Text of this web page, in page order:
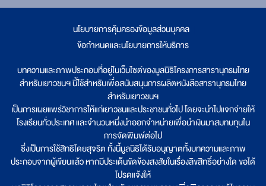
นโยบายการคุ้มครองข้อมูลส่วนบุคคล
ข้อกำหนดและนโยบายการให้บริการ
บทความและภาพประกอบที่อยู่ในเว็บไซต์ของมูลนิธิโครงการสารานุกรมไทย
สำหรับเยาวชนฯ นี้ใช้สำหรับเพื่อสนับสนุนการผลิตหนังสือสารานุกรมไทย
สำหรับเยาวชนฯ
เป็นการเผยแพร่วิชาการให้แก่เยาวชนและประชาชนทั่วไป โดยจะนำไปแจกจ่ายให้
โรงเรียนทั่วประเทศ และจำนวนหนึ่งนำออกจำหน่ายเพื่อนำเงินมาสมทบทุนใน
การจัดพิมพ์ต่อไป
ซึ่งเป็นการใช้สิทธิโดยสุจริต ทั้งนี้มูลนิธิได้รับอนุญาตทั้งบทความและภาพ
ประกอบจากผู้เขียนแล้ว หากมีประเด็นขัดข้องสงสัยในเรื่องลิขสิทธิ์อย่างใด ขอได้
โปรดแจ้งให้